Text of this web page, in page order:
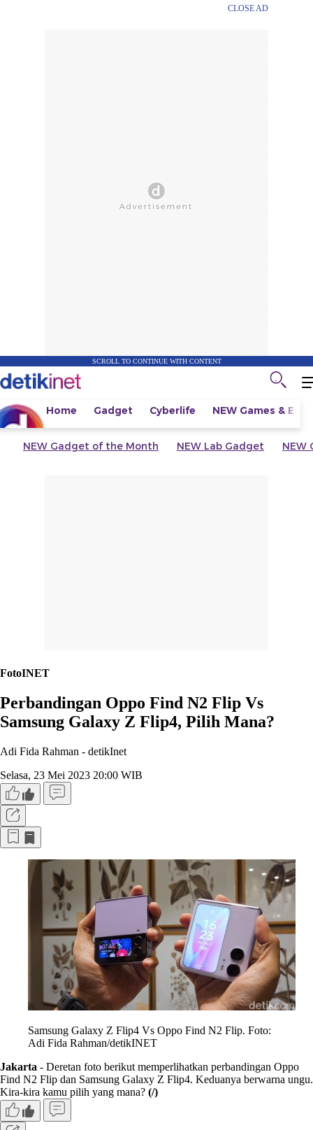
CLOSE AD
SCROLL TO CONTINUE WITH CONTENT
Home Gadget Cyberlife NEW Games &
NEW Gadget of the Month NEW Lab Gadget NEW
FotoINET
Perbandingan Oppo Find N2 Flip Vs
Samsung Galaxy Z Flip4, Pilih Mana?
Adi Fida Rahman - detikInet
Selasa, 23 Mei 2023 20:00 WIB
Samsung Galaxy Z Flip4 Vs Oppo Find N2 Flip. Foto:
Adi Fida Rahman/detikINET
Jakarta - Deretan foto berikut memperlihatkan perbandingan Oppo
Find N2 Flip dan Samsung Galaxy Z Flip4. Keduanya berwarna ungu.
Kira-kira kamu pilih yang mana? (/)